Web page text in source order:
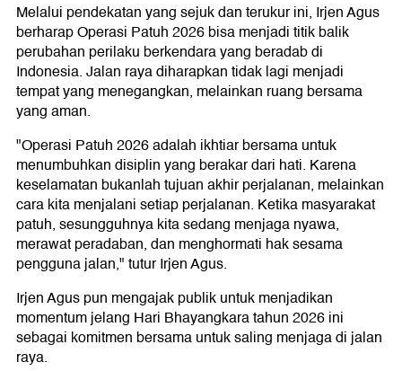
Melalui pendekatan yang sejuk dan terukur ini, Irjen Agus
berharap Operasi Patuh 2026 bisa menjadi titik balik
perubahan perilaku berkendara yang beradab di
Indonesia. Jalan raya diharapkan tidak lagi menjadi
tempat yang menegangkan, melainkan ruang bersama
yang aman.
"Operasi Patuh 2026 adalah ikhtiar bersama untuk
menumbuhkan disiplin yang berakar dari hati. Karena
keselamatan bukanlah tujuan akhir perjalanan, melainkan
cara kita menjalani setiap perjalanan. Ketika masyarakat
patuh, sesungguhnya kita sedang menjaga nyawa,
merawat peradaban, dan menghormati hak sesama
pengguna jalan," tutur Irjen Agus.
Irjen Agus pun mengajak publik untuk menjadikan
momentum jelang Hari Bhayangkara tahun 2026 ini
sebagai komitmen bersama untuk saling menjaga di jalan
raya.